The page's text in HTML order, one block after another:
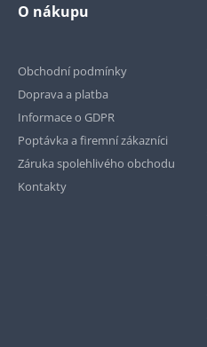
O nákupu
Obchodní podmínky
Doprava a platba
Informace o GDPR
Poptávka a firemní zákazníci
Záruka spolehlivého obchodu
Kontakty